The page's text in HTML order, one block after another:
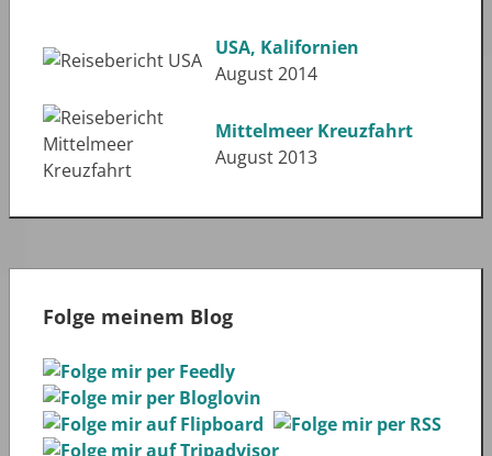
USA, Kalifornien
August 2014
Mittelmeer Kreuzfahrt
August 2013
Folge meinem Blog